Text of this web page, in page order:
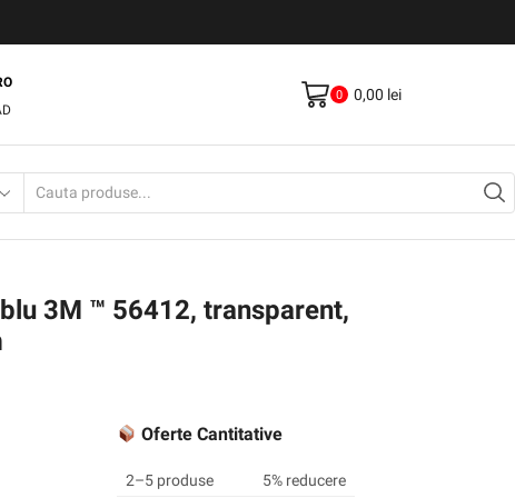
0 0,00 lei
3M ™ 56412, transparent,
Oferte Cantitative
2–5 produse
5% reducere